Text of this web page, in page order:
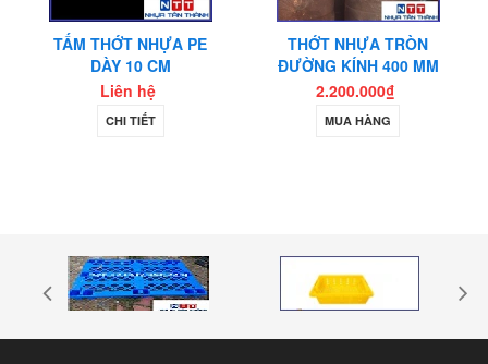
TẤM THỚT NHỰA PE
DÀY 10 CM
Liên hệ
CHI TIẾT
THỚT NHỰA TRÒN
ĐƯỜNG KÍNH 400 MM
2.200.000₫
MUA HÀNG